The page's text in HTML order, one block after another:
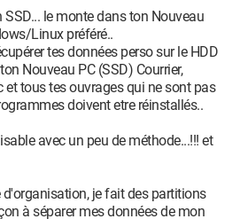
SSD... le monte dans ton Nouveau
Linux préféré..
tes données perso sur le HDD
Nouveau PC (SSD) Courrier,
et tous tes ouvrages qui ne sont pas
doivent etre réinstallés..
avec un peu de méthode...!!! et
je fait des partitions
à séparer mes données de mon